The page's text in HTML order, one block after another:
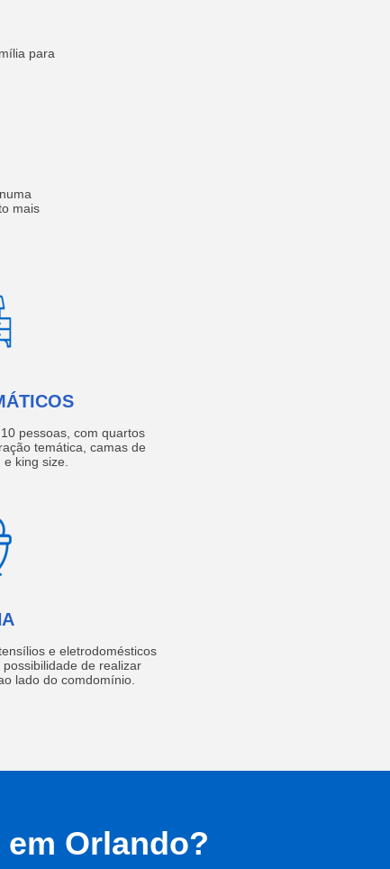
para
mais
pessoas, com quartos
temática, camas de
king size.
e eletrodomésticos
de realizar
lado do comdomínio.
Orlando?